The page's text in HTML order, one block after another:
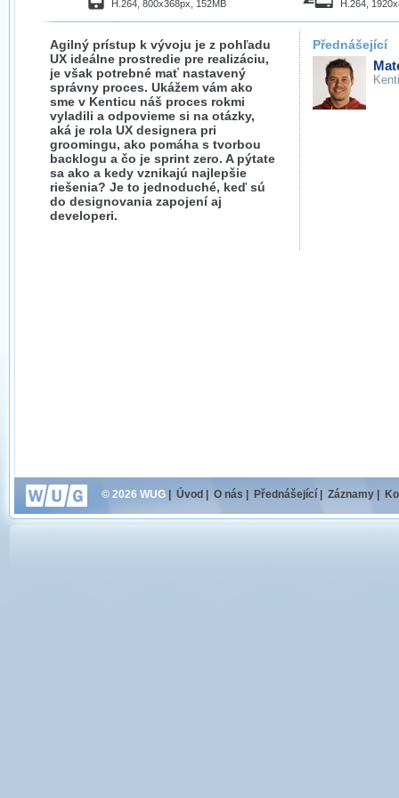
H.264, 800x368px, 152MB H.264,
Agilný prístup k vývoju je z pohľadu
UX ideálne prostredie pre realizáciu,
je však potrebné mať nastavený
správny proces. Ukážem vám ako
sme v Kenticu náš proces rokmi
vyladili a odpovieme si na otázky,
aká je rola UX designera pri
groomingu, ako pomáha s tvorbou
backlogu a čo je sprint zero. A pýtate
sa ako a kedy vznikajú najlepšie
riešenia? Je to jednoduché, keď sú
do designovania zapojení aj
developeri.
Přednášející
© 2026 WUG Úvod O nás Přednášející Záznamy